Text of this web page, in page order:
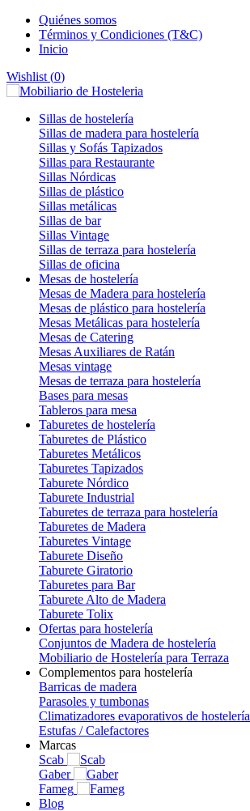
Quiénes somos
Términos y Condiciones (T&C)
Inicio
Wishlist (0)
Sillas de hostelería
Sillas de madera para hostelería
Sillas y Sofás Tapizados
Sillas para Restaurante
Sillas Nórdicas
Sillas de plástico
Sillas metálicas
Sillas de bar
Sillas Vintage
Sillas de terraza para hostelería
Sillas de oficina
Mesas de hostelería
Mesas de Madera para hostelería
Mesas de plástico para hostelería
Mesas Metálicas para hostelería
Mesas de Catering
Mesas Auxiliares de Ratán
Mesas vintage
Mesas de terraza para hostelería
Bases para mesas
Tableros para mesa
Taburetes de hostelería
Taburetes de Plástico
Taburetes Metálicos
Taburetes Tapizados
Taburete Nórdico
Taburete Industrial
Taburetes de terraza para hostelería
Taburetes de Madera
Taburetes Vintage
Taburete Diseño
Taburete Giratorio
Taburetes para Bar
Taburete Alto de Madera
Taburete Tolix
Ofertas para hostelería
Conjuntos de Madera de hostelería
Mobiliario de Hostelería para Terraza
Complementos para hostelería
Barricas de madera
Parasoles y tumbonas
Climatizadores evaporativos de hostelería
Estufas / Calefactores
Marcas
Scab
Gaber
Fameg
Blog